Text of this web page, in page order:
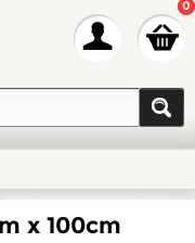
0
x 100cm